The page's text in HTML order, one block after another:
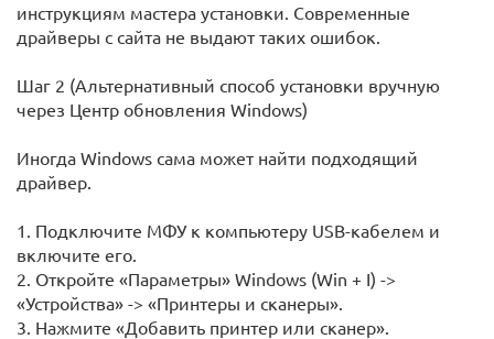
инструкциям мастера установки. Современные
драйверы с сайта не выдают таких ошибок.
Шаг 2 (Альтернативный способ установки вручную
через Центр обновления Windows)
Иногда Windows сама может найти подходящий
драйвер.
1. Подключите МФУ к компьютеру USB-кабелем и
включите его.
2. Откройте «Параметры» Windows (Win + I) ->
«Устройства» -> «Принтеры и сканеры».
3. Нажмите «Добавить принтер или сканер».